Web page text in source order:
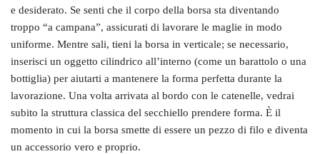
e desiderato. Se senti che il corpo della borsa sta diventando
troppo “a campana”, assicurati di lavorare le maglie in modo
uniforme. Mentre sali, tieni la borsa in verticale; se necessario,
inserisci un oggetto cilindrico all’interno (come un barattolo o una
bottiglia) per aiutarti a mantenere la forma perfetta durante la
lavorazione. Una volta arrivata al bordo con le catenelle, vedrai
subito la struttura classica del secchiello prendere forma. È il
momento in cui la borsa smette di essere un pezzo di filo e diventa
un accessorio vero e proprio.